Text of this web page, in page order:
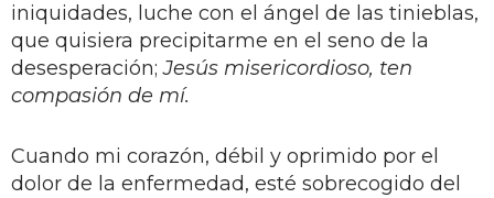
iniquidades, luche con el ángel de las tinieblas,
que quisiera precipitarme en el seno de la
desesperación;Jesús misericordioso, ten
compasión de mí.
Cuando mi corazón, débil y oprimido por el
dolor de la enfermedad, esté sobrecogido del